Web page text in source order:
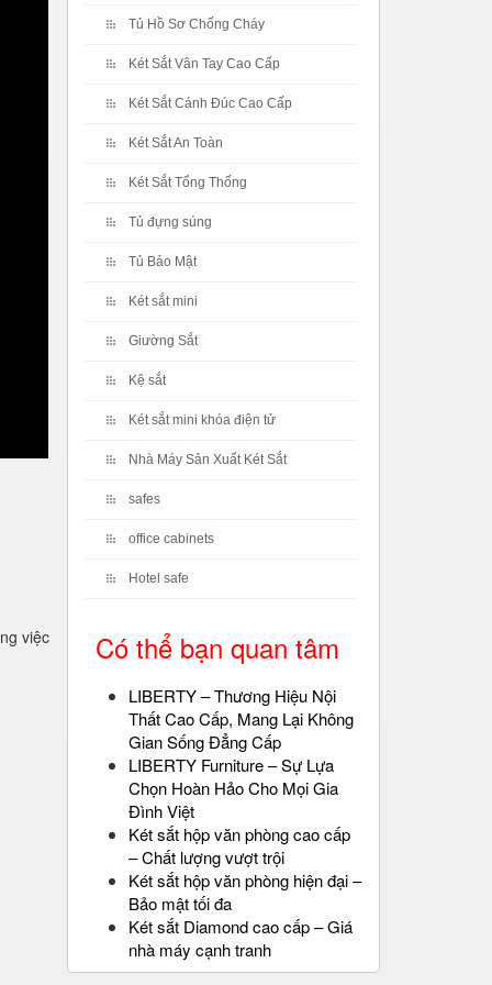
việc
Tủ Hồ Sơ Chống Cháy
Két Sắt Vân Tay Cao Cấp
Két Sắt Cánh Đúc Cao Cấp
Két Sắt An Toàn
Két Sắt Tổng Thống
Tủ đựng súng
Tủ Bảo Mật
Két sắt mini
Giường Sắt
Kệ sắt
Két sắt mini khóa điện tử
Nhà Máy Sản Xuất Két Sắt
safes
office cabinets
Hotel safe
Có thể bạn quan tâm
LIBERTY – Thương Hiệu Nội
Thất Cao Cấp, Mang Lại Không
Gian Sống Đẳng Cấp
LIBERTY Furniture – Sự Lựa
Chọn Hoàn Hảo Cho Mọi Gia
Đình Việt
Két sắt hộp văn phòng cao cấp
– Chất lượng vượt trội
Két sắt hộp văn phòng hiện đại –
Bảo mật tối đa
Két sắt Diamond cao cấp – Giá
nhà máy cạnh tranh